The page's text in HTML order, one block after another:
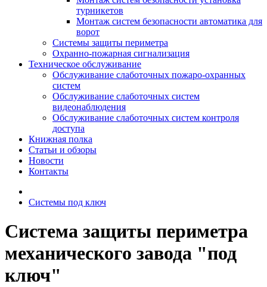
турникетов
Монтаж систем безопасности автоматика для
ворот
Системы защиты периметра
Охранно-пожарная сигнализация
Техническое обслуживание
Обслуживание слаботочных пожаро-охранных
систем
Обслуживание слаботочных систем
видеонаблюдения
Обслуживание слаботочных систем контроля
доступа
Книжная полка
Статьи и обзоры
Новости
Контакты
Системы под ключ
Система защиты периметра
механического завода "под
ключ"